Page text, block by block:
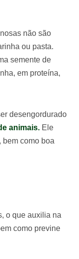
não são
ou pasta.
semente de
em proteína,
desengordurado
animais. Ele
bem como boa
o que auxilia na
como previne